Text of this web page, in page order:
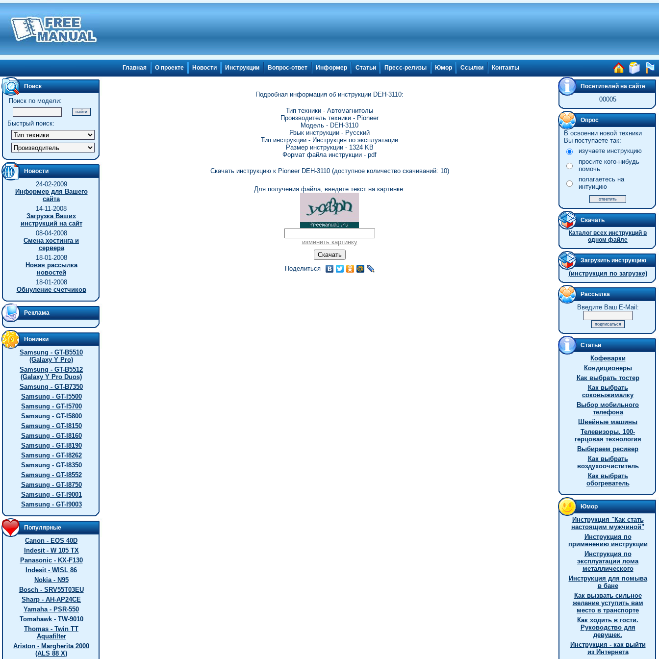
Главная О проекте Новости Инструкции Вопрос-ответ Информер Статьи Пресс-релизы Юмор Ссылки Контакты
Поиск
Поиск по модели:
Быстрый поиск:
Новости
24-02-2009
Информер для Вашего
сайта
14-11-2008
Загрузка Ваших
инструкций на сайт
08-04-2008
Смена хостинга и
сервера
18-01-2008
Новая рассылка
новостей
18-01-2008
Обнуление счетчиков
Реклама
Новинки
Samsung - GT-B5510
(Galaxy Y Pro)
Samsung - GT-B5512
(Galaxy Y Pro Duos)
Samsung - GT-B7350
Samsung - GT-I5500
Samsung - GT-I5700
Samsung - GT-I5800
Samsung - GT-I8150
Samsung - GT-I8160
Samsung - GT-I8190
Samsung - GT-I8262
Samsung - GT-I8350
Samsung - GT-I8552
Samsung - GT-I8750
Samsung - GT-I9001
Samsung - GT-I9003
Популярные
Canon - EOS 40D
Indesit - W 105 TX
Panasonic - KX-F130
Indesit - WISL 86
Nokia - N95
Bosch - SRV55T03EU
Sharp - AH-AP24CE
Yamaha - PSR-550
Tomahawk - TW-9010
Thomas - Twin TT
Aquafilter
Ariston - Margherita 2000
(ALS 88 X)
Подробная информация об инструкции DEH-3110:
Тип техники - Автомагнитолы
Производитель техники - Pioneer
Модель - DEH-3110
Язык инструкции - Русский
Тип инструкции - Инструкция по эксплуатации
Размер инструкции - 1324 KB
Формат файла инструкции - pdf
Скачать инструкцию к Pioneer DEH-3110 (доступное количество скачиваний: 10)
Для получения файла, введите текст на картинке:
изменить картинку
Поделиться
Посетителей на сайте
00005
Опрос
В освоении новой техники
Вы поступаете так:
изучаете инструкцию
просите кого-нибудь
помочь
полагаетесь на
интуицию
Скачать
Каталог всех инструкций в
одном файле
Загрузить инструкцию
(инструкция по загрузке)
Рассылка
Введите Ваш E-Mail:
Статьи
Кофеварки
Кондиционеры
Как выбрать тостер
Как выбрать
соковыжималку
Выбор мобильного
телефона
Швейные машины
Телевизоры. 100-
герцовая технология
Выбираем ресивер
Как выбрать
воздухоочиститель
Как выбрать
обогреватель
Юмор
Инстpукция "Как стать
настоящим мужчиной"
Инструкция по
применению инструкции
Инструкция по
эксплуатации лома
металлического
Инструкция для помыва
в бане
Как вызвать сильное
желание уступить вам
место в транспорте
Как ходить в гости.
Руководство для
девушек.
Инструкция - как выйти
из Интернета